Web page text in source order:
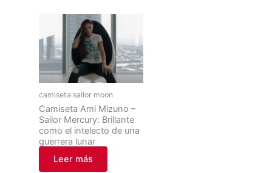
camiseta sailor moon
Camiseta Ami Mizuno –
Sailor Mercury: Brillante
como el intelecto de una
guerrera lunar
Leer más